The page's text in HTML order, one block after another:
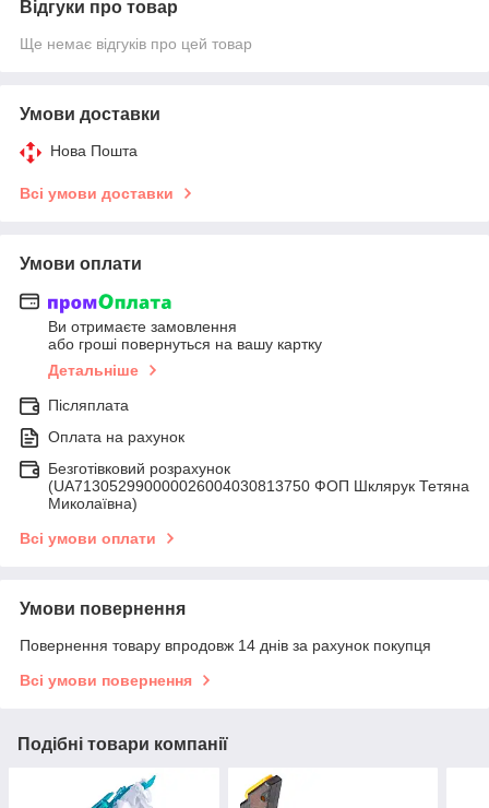
Відгуки про товар
Ще немає відгуків про цей товар
Умови доставки
Нова Пошта
Всі умови доставки
Умови оплати
Ви отримаєте замовлення
або гроші повернуться на вашу картку
Детальніше
Післяплата
Оплата на рахунок
Безготівковий розрахунок
(UA713052990000026004030813750 ФОП Шклярук Тетяна
Миколаївна)
Всі умови оплати
Умови повернення
Повернення товару впродовж 14 днів за рахунок покупця
Всі умови повернення
Подібні товари компанії